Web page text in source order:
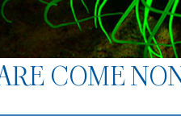
COME